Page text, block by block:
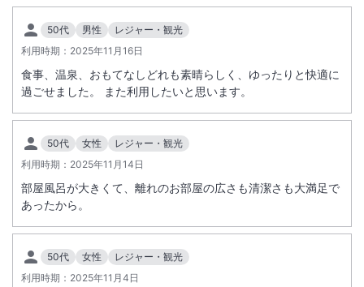
楽しみながら、朝は澄んだ空気と鳥のさえずりを耳にしなが
ら、ゆっくりとした時間を楽しみました。 3つの貸切風呂も全
て楽しませていただきました。 また、エントランス前の温泉設
備は湯けむりや湧き上がる音、迫力のある設備で見入ってしま
うほどでした。 是非また違う季節に伺いたいと思います。この
度は本当にありがとうございました。
50代 男性
レジャー・観光
利用時期： 2025年11月16日
食事、温泉、おもてなしどれも素晴らしく、ゆったりと快適に
過ごせました。 また利用したいと思います。
50代 女性
レジャー・観光
利用時期： 2025年11月14日
部屋風呂が大きくて、離れのお部屋の広さも清潔さも大満足で
あったから。
50代 女性
レジャー・観光
利用時期： 2025年11月4日